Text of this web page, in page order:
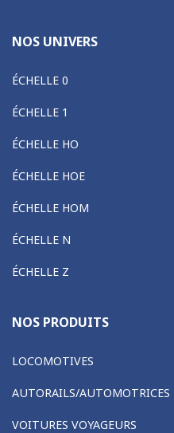
NOS UNIVERS
ÉCHELLE 0
ÉCHELLE 1
ÉCHELLE HO
ÉCHELLE HOE
ÉCHELLE HOM
ÉCHELLE N
ÉCHELLE Z
NOS PRODUITS
LOCOMOTIVES
AUTORAILS/AUTOMOTRICES
VOITURES VOYAGEURS